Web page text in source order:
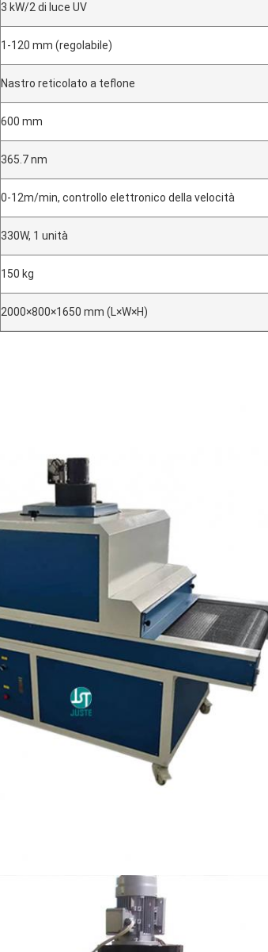
3 kW/2 di luce UV
1-120 mm (regolabile)
Nastro reticolato a teflone
600 mm
365.7 nm
0-12m/min, controllo elettronico della velocità
330W, 1 unità
150 kg
2000×800×1650 mm (L×W×H)